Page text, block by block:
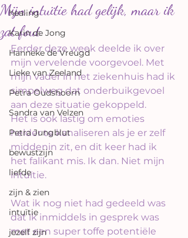
healing
Karin de Jong
Hanneke de Vreugd
Lieke van Zeeland
Petra Oudshoorn
Sandra van Velzen
Petra Jungblut
bewustzijn
liefde
zijn & zien
intuïtie
jezelf zijn
Mijn intuïtie had gelijk, maar ik
zat fout
Eerder deze week deelde ik over
mijn vervelende voorgevoel. Met
mijn vader in het ziekenhuis had ik
simpelweg dat onderbuikgevoel
aan deze situatie gekoppeld.
Het is ook lastig om emoties
helder te kanaliseren als je er zelf
middenin zit, en dit keer had ik
het falikant mis. Ik dan. Niet mijn
intuïtie.
Wat ik nog niet had gedeeld was
dat ik inmiddels in gesprek was
met een super toffe potentiële